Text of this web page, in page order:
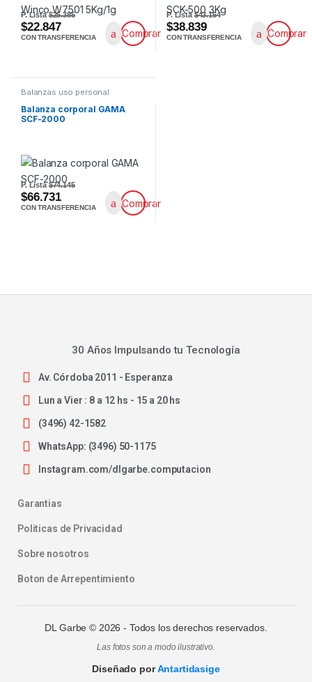
P. Lista$25.385
$22.847
CON TRANSFERENCIA Comprar
P. Lista$43.154
$38.839
CON TRANSFERENCIA Comprar
Balanzas uso personal
Balanza corporal GAMA
SCF-2000
P. Lista$74.145
$66.731
CON TRANSFERENCIA Comprar
30 Años Impulsando tu Tecnología
Av. Córdoba 2011 - Esperanza
Lun a Vier : 8 a 12 hs - 15 a 20 hs
(3496) 42-1582
WhatsApp: (3496) 50-1175
Instagram.com/dlgarbe.computacion
Garantias
Politicas de Privacidad
Sobre nosotros
Boton de Arrepentimiento
DL Garbe © 2026 - Todos los derechos reservados.
Las fotos son a modo ilustrativo.
Diseñado porAntartidasige